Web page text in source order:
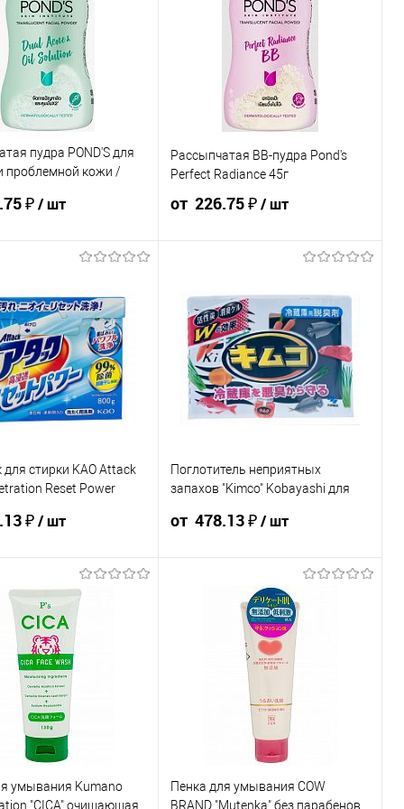
позиции будет
и в счёте на оплату.
скидки учитывается
корзины.
В корзину
Конечная стоимость позиции будет
указана в корзине и в счёте на оплату.
Для получения скидки учитывается
общая сумма корзины.
В корзину
пудра POND'S для
проблемной кожи /
₽/ шт
от 50 000 ₽
от 250 000
₽
позиции будет
и в счёте на оплату.
скидки учитывается
корзины.
В корзину
Рассыпчатая ВВ-пудра Pond's
Perfect Radiance 45г
от 226.75 ₽/ шт
от 10 000 ₽
от 50 000 ₽
от 250 000
₽
Конечная стоимость позиции будет
указана в корзине и в счёте на оплату.
Для получения скидки учитывается
В корзину
стирки KAO Attack
Reset Power
₽/ шт
656.69 ₽ /
от 50 000 ₽
позиции будет
и в счёте на оплату.
скидки учитывается
корзины.
шт
Поглотитель неприятных
запахов "Kimco" Kobayashi для
от 478.13 ₽/ шт
504.69 ₽ /
шт
от 50 000 ₽
Конечная стоимость позиции будет
указана в корзине и в счёте на оплату.
Для получения скидки учитывается
общая сумма корзины.
В корзину
умывания Kumano
"CICA" очищающая
Пенка для умывания COW
BRAND "Mutenka" без парабенов